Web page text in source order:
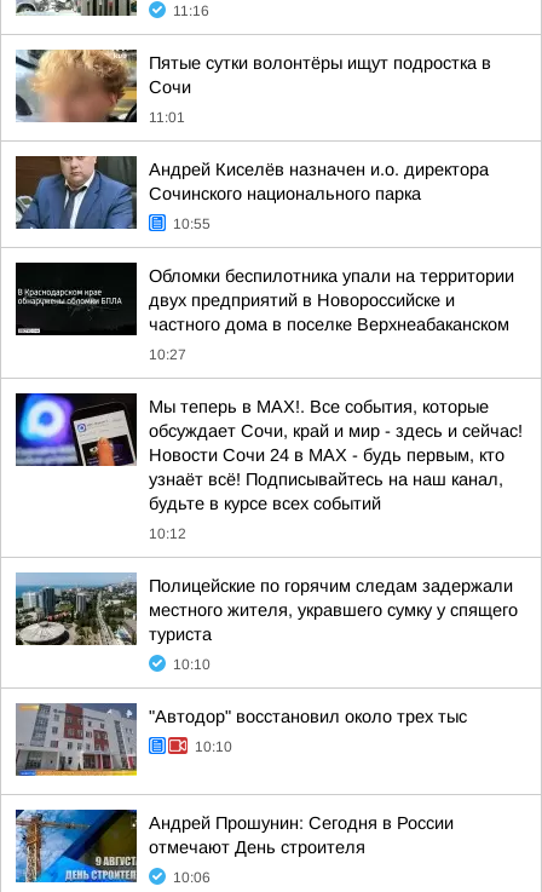
11:16
Пятые сутки волонтёры ищут подростка в
Сочи
11:01
Андрей Киселёв назначен и.о. директора
Сочинского национального парка
10:55
Обломки беспилотника упали на территории
двух предприятий в Новороссийске и
частного дома в поселке Верхнеабаканском
10:27
Мы теперь в MAX!. Все события, которые
обсуждает Сочи, край и мир - здесь и сейчас!
Новости Сочи 24 в MAX - будь первым, кто
узнаёт всё! Подписывайтесь на наш канал,
будьте в курсе всех событий
10:12
Полицейские по горячим следам задержали
местного жителя, укравшего сумку у спящего
туриста
10:10
"Автодор" восстановил около трех тыс
10:10
Андрей Прошунин: Сегодня в России
отмечают День строителя
10:06